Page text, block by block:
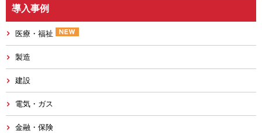
導入事例
医療・福祉
製造
建設
電気・ガス
金融・保険